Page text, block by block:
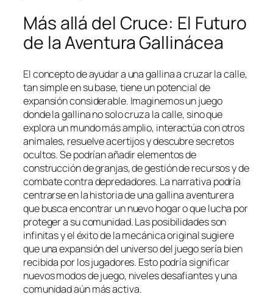
Más allá del Cruce: El Futuro
de la Aventura Gallinácea
El concepto de ayudar a una gallina a cruzar la calle,
tan simple en su base, tiene un potencial de
expansión considerable. Imaginemos un juego
donde la gallina no solo cruza la calle, sino que
explora un mundo más amplio, interactúa con otros
animales, resuelve acertijos y descubre secretos
ocultos. Se podrían añadir elementos de
construcción de granjas, de gestión de recursos y de
combate contra depredadores. La narrativa podría
centrarse en la historia de una gallina aventurera
que busca encontrar un nuevo hogar o que lucha por
proteger a su comunidad. Las posibilidades son
infinitas y el éxito de la mecánica original sugiere
que una expansión del universo del juego sería bien
recibida por los jugadores. Esto podría significar
nuevos modos de juego, niveles desafiantes y una
comunidad aún más activa.